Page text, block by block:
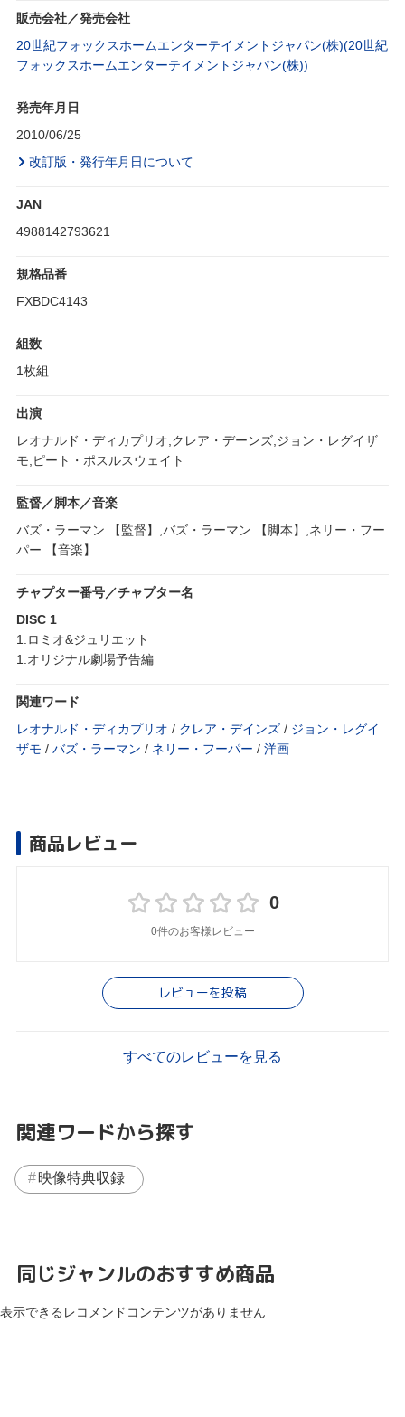
販売会社／発売会社
20世紀フォックスホームエンターテイメントジャパン(株)(20世紀
フォックスホームエンターテイメントジャパン(株))
発売年月日
2010/06/25
改訂版・発行年月日について
JAN
4988142793621
規格品番
FXBDC4143
組数
1枚組
出演
レオナルド・ディカプリオ,クレア・デーンズ,ジョン・レグイザ
モ,ピート・ポスルスウェイト
監督／脚本／音楽
バズ・ラーマン 【監督】,バズ・ラーマン 【脚本】,ネリー・フー
パー 【音楽】
チャプター番号／チャプター名
DISC 1
1.ロミオ&ジュリエット
1.オリジナル劇場予告編
関連ワード
レオナルド・ディカプリオ / クレア・デインズ / ジョン・レグイ
ザモ / バズ・ラーマン / ネリー・フーパー / 洋画
商品レビュー
0
0件のお客様レビュー
レビューを投稿
すべてのレビューを見る
関連ワードから探す
映像特典収録
同じジャンルのおすすめ商品
表示できるレコメンドコンテンツがありません